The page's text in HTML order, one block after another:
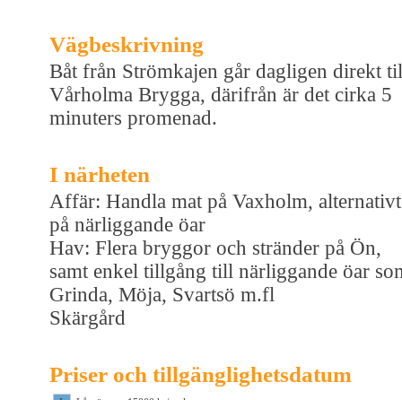
Vägbeskrivning
Båt från Strömkajen går dagligen direkt
Vårholma Brygga, därifrån är det cirka 5
minuters promenad.
I närheten
Affär: Handla mat på Vaxholm, alternativt
på närliggande öar
Hav: Flera bryggor och stränder på Ön,
samt enkel tillgång till närliggande öar
Grinda, Möja, Svartsö m.fl
Skärgård
Priser och tillgänglighetsdatum